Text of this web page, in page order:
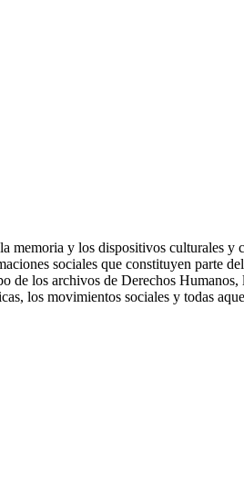
memoria y los dispositivos culturales y
sociales que constituyen parte
de los archivos de Derechos
los movimientos sociales y todas